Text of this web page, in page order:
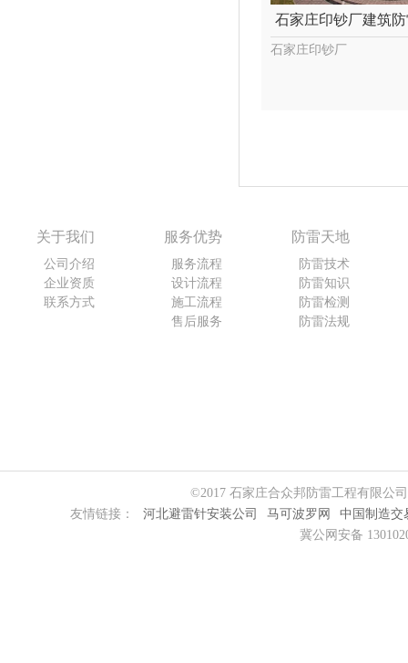
石家庄印钞厂建筑
石家庄印钞厂
关于我们
公司介绍
企业资质
联系方式
服务优势
服务流程
设计流程
施工流程
售后服务
防雷天地
防雷技术
防雷知识
防雷检测
防雷法规
©2017 石家庄合众邦防雷工程有限公
友情链接：
河北避雷针安装公司 马可波罗网
中国制造交
冀公网安备